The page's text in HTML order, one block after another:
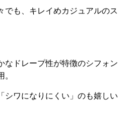
でも、キレイめカジュアルのス
なドレープ性が特徴のシフォン
シワになりにくい」のも嬉しい